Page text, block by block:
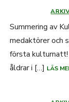
Summering av
medaktörer och
första
åldrar i […] LÄS